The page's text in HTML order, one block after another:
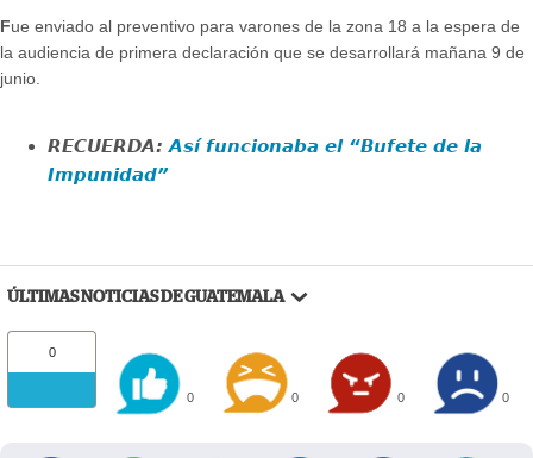
Fue enviado al preventivo para varones de la zona 18 a la espera de
la audiencia de primera declaración que se desarrollará mañana 9 de
junio.
RECUERDA:Así funcionaba el “Bufete de la
Impunidad”
ÚLTIMAS NOTICIAS DE GUATEMALA
0
0 0 0 0